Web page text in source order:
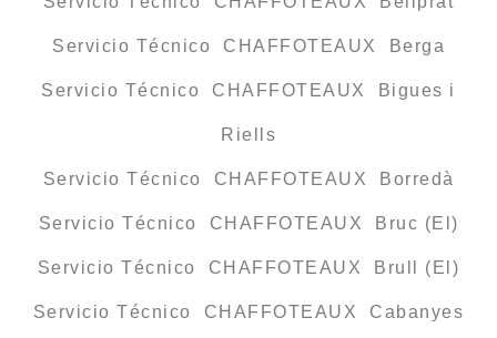
Servicio Técnico CHAFFOTEAUX Berga
Servicio Técnico CHAFFOTEAUX Bigues i
Riells
Servicio Técnico CHAFFOTEAUX Borredà
Servicio Técnico CHAFFOTEAUX Bruc (El)
Servicio Técnico CHAFFOTEAUX Brull (El)
Servicio Técnico CHAFFOTEAUX Cabanyes